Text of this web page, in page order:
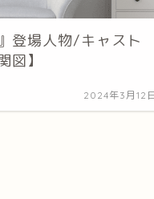
登場人物/キャスト
図】
2024年3月12